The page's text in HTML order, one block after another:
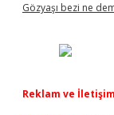
Gözyaşı bezi ne
Reklam ve